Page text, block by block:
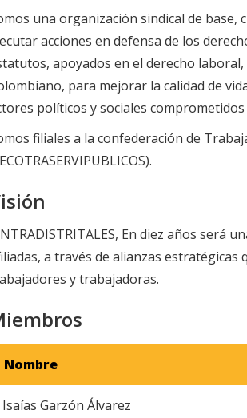
una organización sindical de
acciones en defensa de los
apoyados en el derecho
para mejorar la calidad de
políticos y sociales
filiales a la confederación de
En diez años será
a través de alianzas
y trabajadoras.
Nombre
Isaías Garzón Álvarez